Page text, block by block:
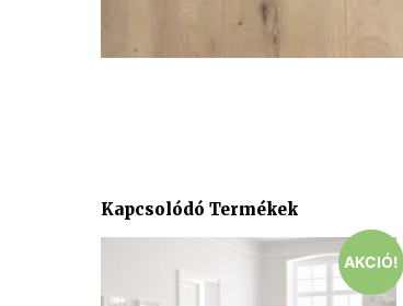
Kapcsolódó Termékek
AKCIÓ!